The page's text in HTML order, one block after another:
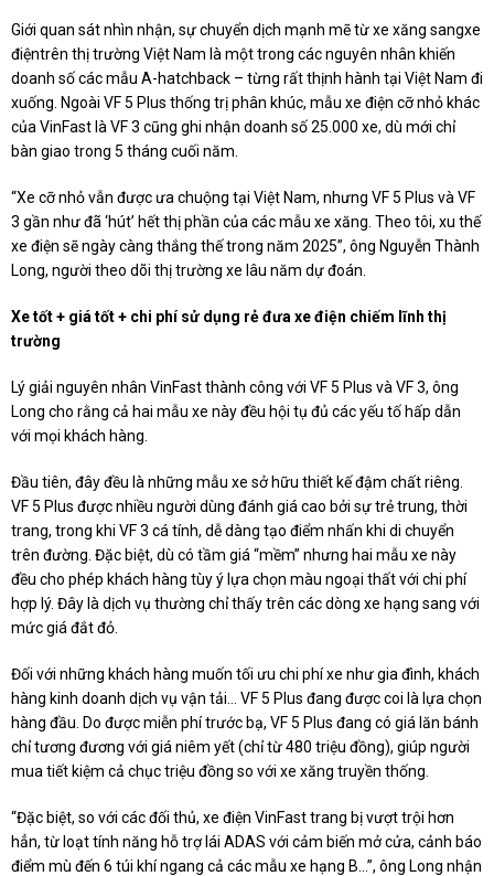
Giới quan sát nhìn nhận, sự chuyển dịch mạnh mẽ từ xe xăng sangxe
điệntrên thị trường Việt Nam là một trong các nguyên nhân khiến
doanh số các mẫu A-hatchback – từng rất thịnh hành tại Việt Nam đi
xuống. Ngoài VF 5 Plus thống trị phân khúc, mẫu xe điện cỡ nhỏ khác
của VinFast là VF 3 cũng ghi nhận doanh số 25.000 xe, dù mới chỉ
bàn giao trong 5 tháng cuối năm.
“Xe cỡ nhỏ vẫn được ưa chuộng tại Việt Nam, nhưng VF 5 Plus và VF
3 gần như đã ‘hút’ hết thị phần của các mẫu xe xăng. Theo tôi, xu thế
xe điện sẽ ngày càng thắng thế trong năm 2025”, ông Nguyễn Thành
Long, người theo dõi thị trường xe lâu năm dự đoán.
Xe tốt + giá tốt + chi phí sử dụng rẻ đưa xe điện chiếm lĩnh thị
trường
Lý giải nguyên nhân VinFast thành công với VF 5 Plus và VF 3, ông
Long cho rằng cả hai mẫu xe này đều hội tụ đủ các yếu tố hấp dẫn
với mọi khách hàng.
Đầu tiên, đây đều là những mẫu xe sở hữu thiết kế đậm chất riêng.
VF 5 Plus được nhiều người dùng đánh giá cao bởi sự trẻ trung, thời
trang, trong khi VF 3 cá tính, dễ dàng tạo điểm nhấn khi di chuyển
trên đường. Đặc biệt, dù có tầm giá “mềm” nhưng hai mẫu xe này
đều cho phép khách hàng tùy ý lựa chọn màu ngoại thất với chi phí
hợp lý. Đây là dịch vụ thường chỉ thấy trên các dòng xe hạng sang với
mức giá đắt đỏ.
Đối với những khách hàng muốn tối ưu chi phí xe như gia đình, khách
hàng kinh doanh dịch vụ vận tải… VF 5 Plus đang được coi là lựa chọn
hàng đầu. Do được miễn phí trước bạ, VF 5 Plus đang có giá lăn bánh
chỉ tương đương với giá niêm yết (chỉ từ 480 triệu đồng), giúp người
mua tiết kiệm cả chục triệu đồng so với xe xăng truyền thống.
“Đặc biệt, so với các đối thủ, xe điện VinFast trang bị vượt trội hơn
hẳn, từ loạt tính năng hỗ trợ lái ADAS với cảm biến mở cửa, cảnh báo
điểm mù đến 6 túi khí ngang cả các mẫu xe hạng B…”, ông Long nhận